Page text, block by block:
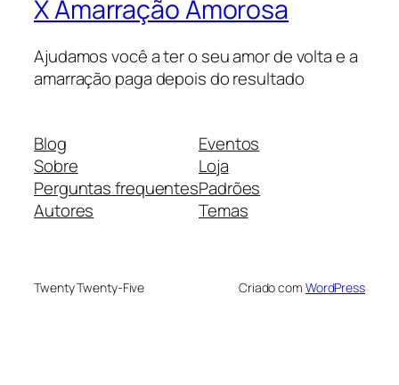
X Amarração Amorosa
Ajudamos você a ter o seu amor de volta e a
amarração paga depois do resultado
Blog
Sobre
Perguntas frequentes
Autores
Eventos
Loja
Padrões
Temas
Twenty Twenty-Five Criado com WordPress